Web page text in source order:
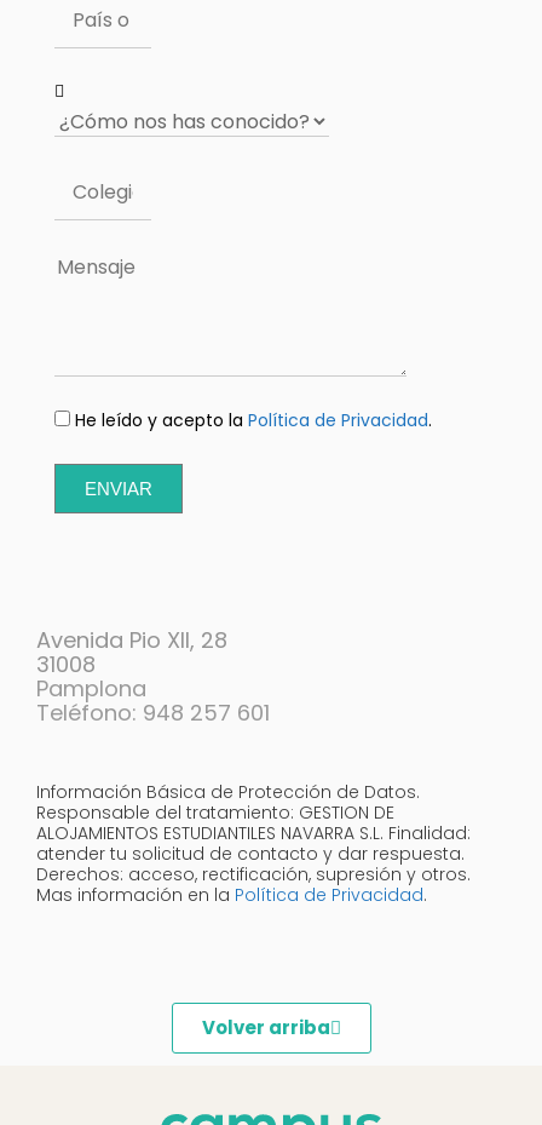
He leído y acepto la Política de Privacidad.
ENVIAR
Avenida Pio XII, 28
31008
Pamplona
Teléfono: 948 257 601
Información Básica de Protección de Datos.
Responsable del tratamiento: GESTION DE
ALOJAMIENTOS ESTUDIANTILES NAVARRA S.L. Finalidad:
atender tu solicitud de contacto y dar respuesta.
Derechos: acceso, rectificación, supresión y otros.
Mas información en la Política de Privacidad.
Volver arriba